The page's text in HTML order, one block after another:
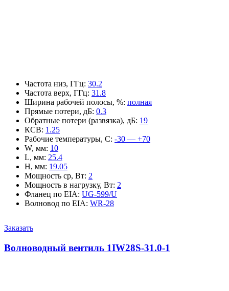
Частота низ, ГГц: 30.2
Частота верх, ГГц: 31.8
Ширина рабочей полосы, %: полная
Прямые потери, дБ: 0.3
Обратные потери (развязка), дБ: 19
КСВ: 1.25
Рабочие температуры, С: -30 — +70
W, мм: 10
L, мм: 25.4
H, мм: 19.05
Мощность ср, Вт: 2
Мощность в нагрузку, Вт: 2
Фланец по EIA: UG-599/U
Волновод по EIA: WR-28
Заказать
Волноводный вентиль 1IW28S-31.0-1